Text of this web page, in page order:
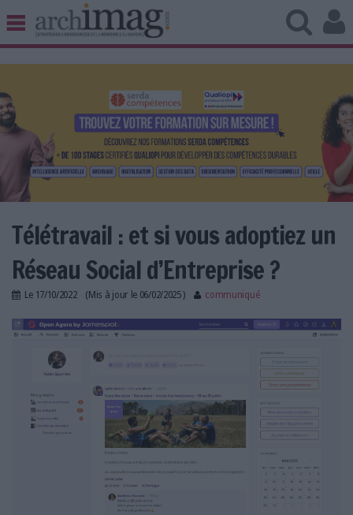
BIBLIOTHÈQUE ÉDITION
UNIVERS DATA
TRAVAIL COLLABORATIF
VIE NUMÉRIQUE
NUMÉRIQUE RESPONSABLE
LES DOSSIERS
LE MAGAZINE
LES GUIDES PRATIQUES
L'ESPACE EMPLOI
L'AGENDA
L'ANNUAIRE DES ACTEURS
Télétravail : et si vous adoptiez un
Réseau Social d’Entreprise ?
Le 17/10/2022 (Mis à jour le 06/02/2025) communiqué
jamespot-open-agora-reseau-social-entreprise-